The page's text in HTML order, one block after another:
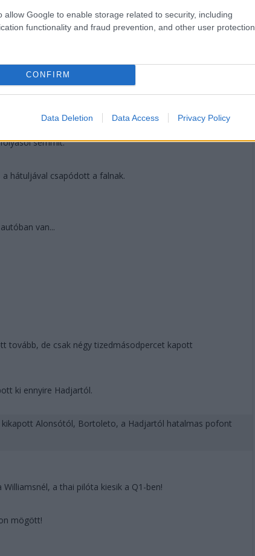
allow Google to enable storage related to security, including
functionality and fraud prevention, and other user protection.
CONFIRM
Data Deletion Data Access Privacy Policy
semmit.
hátuljával csapódott a falnak.
van...
tovább, de csak négy tizedmásodpercet kapott
ki ennyire Hadjartól.
Alonsótól, Bortoleto, a Hadjartól hatalmas pofont
a thai pilóta kiesik a Q1-ben!
mögött!